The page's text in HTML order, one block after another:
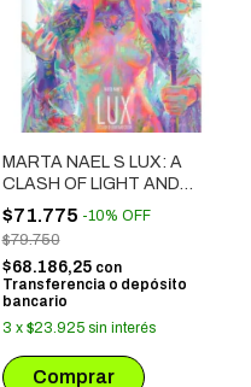
MARTA NAEL S LUX: A
CLASH OF LIGHT AND
COLOR
$71.775 -10% OFF
$79.750
$68.186,25 con
Transferencia o depósito
bancario
3 x $23.925 sin interés